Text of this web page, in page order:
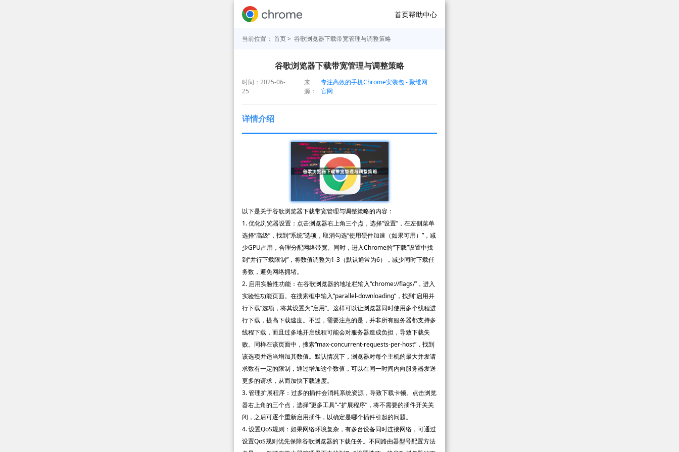
首页帮助中心
当前位置： 首页> 谷歌浏览器下载带宽管理与调整策略
谷歌浏览器下载带宽管理与调整策略
时间：2025-06-
25
来
源：
专注高效的手机Chrome安装包 - 聚维网
官网
详情介绍
以下是关于谷歌浏览器下载带宽管理与调整策略的内容：
1. 优化浏览器设置：点击浏览器右上角三个点，选择“设置”，在左侧菜单
选择“高级”，找到“系统”选项，取消勾选“使用硬件加速（如果可用）”，减
少GPU占用，合理分配网络带宽。同时，进入Chrome的“下载”设置中找
到“并行下载限制”，将数值调整为1-3（默认通常为6），减少同时下载任
务数，避免网络拥堵。
2. 启用实验性功能：在谷歌浏览器的地址栏输入“chrome://flags/”，进入
实验性功能页面。在搜索框中输入“parallel-downloading”，找到“启用并
行下载”选项，将其设置为“启用”。这样可以让浏览器同时使用多个线程进
行下载，提高下载速度。不过，需要注意的是，并非所有服务器都支持多
线程下载，而且过多地开启线程可能会对服务器造成负担，导致下载失
败。同样在该页面中，搜索“max-concurrent-requests-per-host”，找到
该选项并适当增加其数值。默认情况下，浏览器对每个主机的最大并发请
求数有一定的限制，通过增加这个数值，可以在同一时间内向服务器发送
更多的请求，从而加快下载速度。
3. 管理扩展程序：过多的插件会消耗系统资源，导致下载卡顿。点击浏览
器右上角的三个点，选择“更多工具”-“扩展程序”，将不需要的插件开关关
闭，之后可逐个重新启用插件，以确定是哪个插件引起的问题。
4. 设置QoS规则：如果网络环境复杂，有多台设备同时连接网络，可通过
设置QoS规则优先保障谷歌浏览器的下载任务。不同路由器型号配置方法